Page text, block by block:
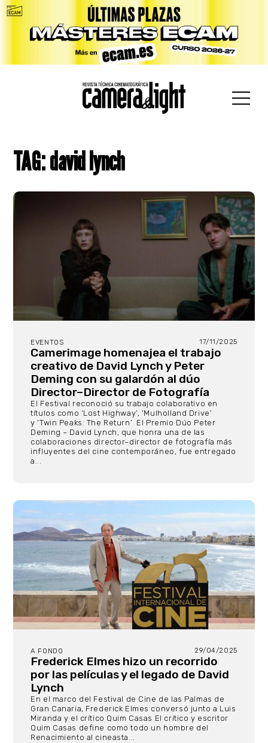
TAG: david lynch
EVENTOS 17/11/2025
Camerimage homenajea el trabajo
creativo de David Lynch y Peter
Deming con su galardón al dúo
Director–Director de Fotografía
El Festival reconoció su trabajo colaborativo en
títulos como ‘Lost Highway’, ‘Mulholland Drive’
y ‘Twin Peaks: The Return’ El Premio Dúo Peter
Deming – David Lynch, que honra una de las
colaboraciones director–director de fotografía más
influyentes del cine contemporáneo, fue entregado
a...
A FONDO 29/04/2025
Frederick Elmes hizo un recorrido
por las películas y el legado de David
Lynch
En el marco del Festival de Cine de las Palmas de
Gran Canaria, Frederick Elmes conversó junto a Luis
Miranda y el crítico Quim Casas El crítico y escritor
Quim Casas define como todo un hombre del
Renacimiento al cineasta...